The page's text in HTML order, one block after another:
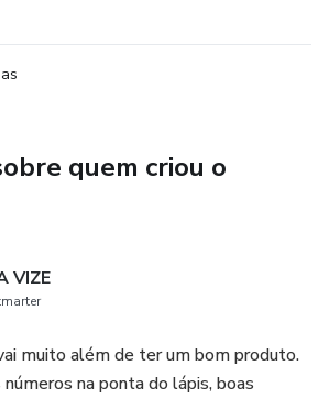
quem criou o
VIZE
muito além de ter um bom produto.
na ponta do lápis, boas